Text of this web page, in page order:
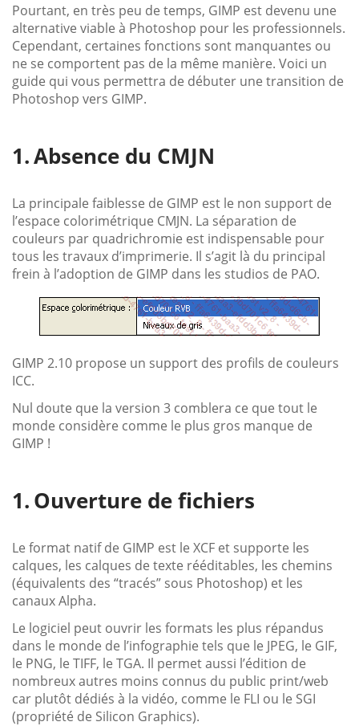
Pourtant, en très peu de temps, GIMP est devenu une
alternative viable à Photoshop pour les professionnels.
Cependant, certaines fonctions sont manquantes ou
ne se comportent pas de la même manière. Voici un
guide qui vous permettra de débuter une transition de
Photoshop vers GIMP.
Absence du CMJN
La principale faiblesse de GIMP est le non support de
l’espace colorimétrique CMJN. La séparation de
couleurs par quadrichromie est indispensable pour
tous les travaux d’imprimerie. Il s’agit là du principal
frein à l’adoption de GIMP dans les studios de PAO.
GIMP 2.10 propose un support des profils de couleurs
ICC.
Nul doute que la version 3 comblera ce que tout le
monde considère comme le plus gros manque de
GIMP !
Ouverture de fichiers
Le format natif de GIMP est le XCF et supporte les
calques, les calques de texte rééditables, les chemins
(équivalents des “tracés” sous Photoshop) et les
canaux Alpha.
Le logiciel peut ouvrir les formats les plus répandus
dans le monde de l’infographie tels que le JPEG, le GIF,
le PNG, le TIFF, le TGA. Il permet aussi l’édition de
nombreux autres moins connus du public print/web
car plutôt dédiés à la vidéo, comme le FLI ou le SGI
(propriété de Silicon Graphics).